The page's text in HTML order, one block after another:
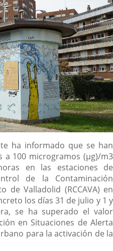
ha informado que se han
a 100 microgramos (µg)/m3
en las estaciones de
de la Contaminación
de Valladolid (RCCAVA) en
los días 31 de julio y 1 y
se ha superado el valor
en Situaciones de Alerta
para la activación de la